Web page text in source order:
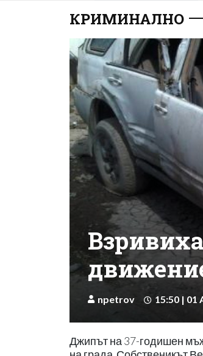
КРИМИНАЛНО
npetrov 15:50 | 01
Джипът на 37-годишен